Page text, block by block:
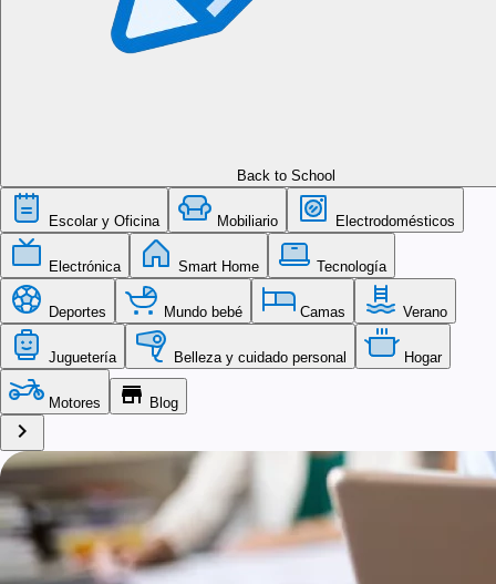
Back to School
Escolar y Oficina Mobiliario Electrodomésticos
Electrónica Smart Home Tecnología
Deportes Mundo bebé Camas Verano
Juguetería Belleza y cuidado personal Hogar
Motores store Blog
chevron_right